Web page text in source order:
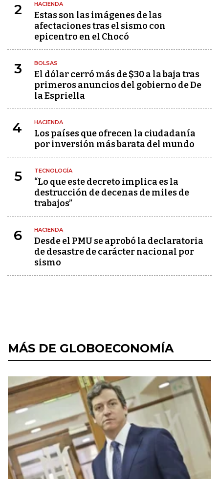
2 HACIENDA
Estas son las imágenes de las
afectaciones tras el sismo con
epicentro en el Chocó
3 BOLSAS
El dólar cerró más de $30 a la baja tras
primeros anuncios del gobierno de De
la Espriella
4 HACIENDA
Los países que ofrecen la ciudadanía
por inversión más barata del mundo
5 TECNOLOGÍA
“Lo que este decreto implica es la
destrucción de decenas de miles de
trabajos”
6 HACIENDA
Desde el PMU se aprobó la declaratoria
de desastre de carácter nacional por
sismo
MÁS DE GLOBOECONOMÍA